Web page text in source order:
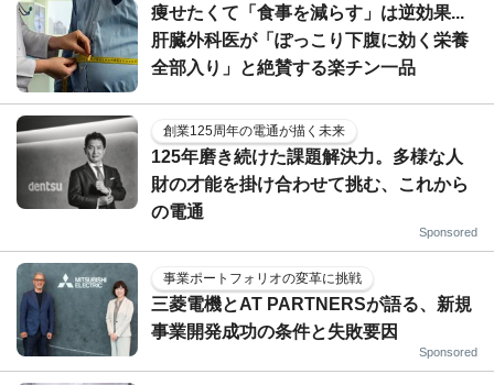
痩せたくて「食事を減らす」は逆効果...
肝臓外科医が「ぽっこり下腹に効く栄養
全部入り」と絶賛する楽チン一品
創業125周年の電通が描く未来
125年磨き続けた課題解決力。多様な人
財の才能を掛け合わせて挑む、これから
の電通
Sponsored
事業ポートフォリオの変革に挑戦
三菱電機とAT PARTNERSが語る、新規
事業開発成功の条件と失敗要因
Sponsored